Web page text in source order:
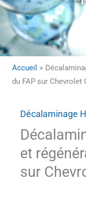
Accueil >
du FAP sur Chevrolet
Décalaminage
et
sur